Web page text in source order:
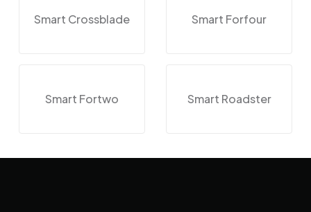
Smart Crossblade Smart Forfour
Smart Fortwo Smart Roadster